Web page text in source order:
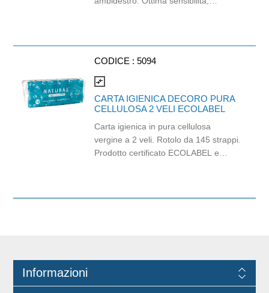
(EU) 2016/425) Adatti al contatto con
gli alimenti in accordo col regolamento
(EC) No 1935/2004 e con
regolamento della Commissione
CODICE : 5094
compare_arrows
CARTA IGIENICA DECORO PURA
CELLULOSA 2 VELI ECOLABEL
Carta igienica in pura cellulosa
vergine a 2 veli. Rotolo da 145 strappi.
Prodotto certificato ECOLABEL e
Informazioni